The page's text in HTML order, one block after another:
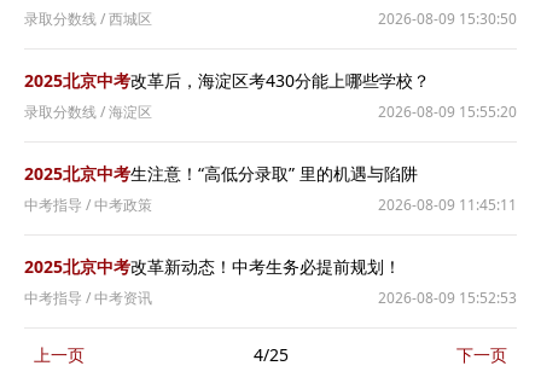
录取分数线/西城区 2026-08-09 15:30:50
2025北京中考改革后，海淀区考430分能上哪些学校？
录取分数线/海淀区 2026-08-09 15:55:20
2025北京中考生注意！“高低分录取” 里的机遇与陷阱
中考指导 /中考政策 2026-08-09 11:45:11
2025北京中考改革新动态！中考生务必提前规划！
中考指导 /中考资讯 2026-08-09 15:52:53
上一页 4/25 下一页